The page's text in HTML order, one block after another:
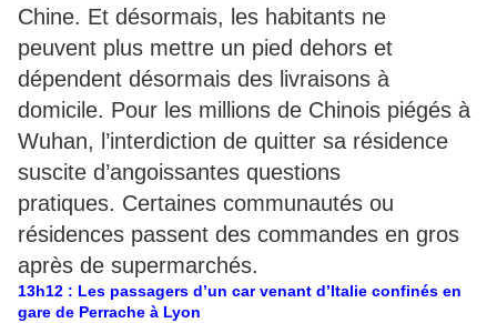
Chine. Et désormais, les habitants ne
peuvent plus mettre un pied dehors et
dépendent désormais des livraisons à
domicile. Pour les millions de Chinois piégés à
Wuhan, l’interdiction de quitter sa résidence
suscite d’angoissantes questions
pratiques. Certaines communautés ou
résidences passent des commandes en gros
après de supermarchés.​
13h12 : Les passagers d’un car venant d’Italie confinés en
gare de Perrache à Lyon